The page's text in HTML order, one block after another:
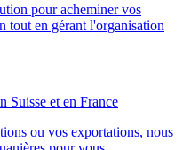
pour acheminer vos
tout en gérant l'organisation
Suisse et en France
ou vos exportations, nous